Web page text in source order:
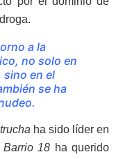
a la
no solo en
sino en el
se ha
ha sido líder en
Barrio 18 ha querido